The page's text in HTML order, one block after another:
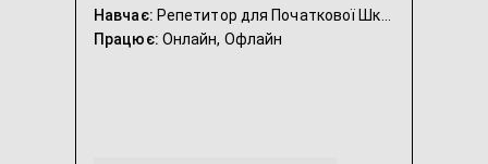
Навчає: Репетитор для Початкової Школи, Репетитор для Підготовки до Школи, Репетитор Української мови, Репетитор Математики, Няня
Працює: Онлайн, Офлайн